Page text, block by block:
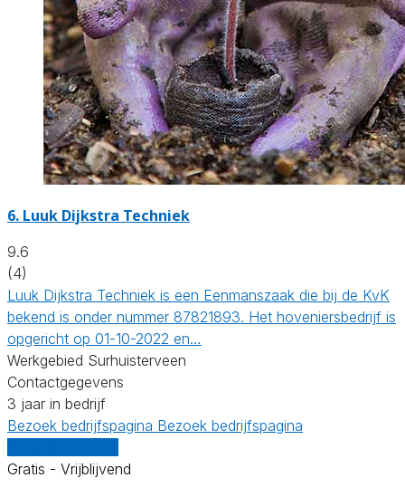
6. Luuk Dijkstra Techniek
9.6
(4)
Luuk Dijkstra Techniek is een Eenmanszaak die bij de KvK
bekend is onder nummer 87821893. Het hoveniersbedrijf is
opgericht op 01-10-2022 en…
Werkgebied Surhuisterveen
Contactgegevens
3 jaar in bedrijf
Bezoek bedrijfspagina Bezoek bedrijfspagina
Gratis - Vrijblijvend